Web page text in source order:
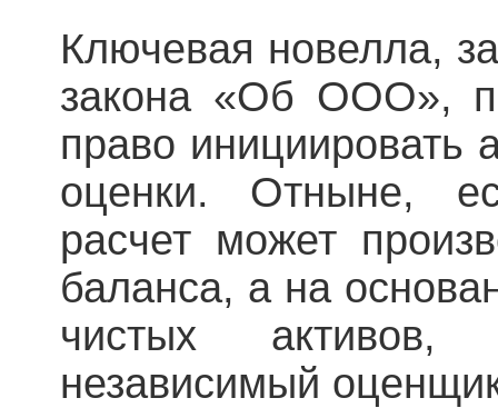
Ключевая новелла,
закона «Об ООО»,
право инициировать
оценки. Отныне,
расчет может
баланса, а на
чистых активов,
независимый